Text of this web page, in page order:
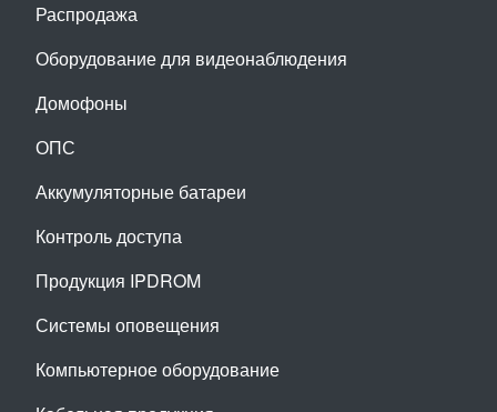
Распродажа
Оборудование для видеонаблюдения
Домофоны
ОПС
Аккумуляторные батареи
Контроль доступа
Продукция IPDROM
Системы оповещения
Компьютерное оборудование